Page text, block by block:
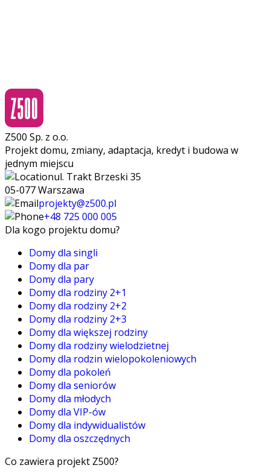
Z500 Sp. z o.o.
Projekt domu, zmiany, adaptacja, kredyt i budowa w
jednym miejscu
ul. Trakt Brzeski 35
05-077 Warszawa
projekty@z500.pl
+48 725 000 005
Dla kogo projektu domu?
Domy dla singli
Domy dla par
Domy dla pary
Domy dla rodziny 2+1
Domy dla rodziny 2+2
Domy dla rodziny 2+3
Domy dla większej rodziny
Domy dla rodziny wielodzietnej
Domy dla rodzin wielopokoleniowych
Domy dla pokoleń
Domy dla seniorów
Domy dla młodych
Domy dla VIP-ów
Domy dla indywidualistów
Domy dla oszczędnych
Co zawiera projekt Z500?